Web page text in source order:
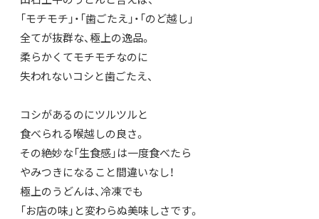
「モチモチ」・「歯ごたえ」・「のど越し」
全てが抜群な、極上の逸品。
柔らかくてモチモチなのに
失われないコシと歯ごたえ、
コシがあるのにツルツルと
食べられる喉越しの良さ。
その絶妙な「生食感」は一度食べたら
やみつきになること間違いなし！
極上のうどんは、冷凍でも
「お店の味」と変わらぬ美味しさです。